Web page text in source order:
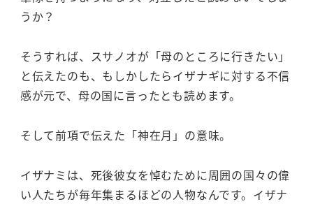
うか？
そうすれば、スサノオが「母のところに行きたい」
と伝えたのも、もしかしたらイザナギに対する不信
感が元で、母の国に言ったとも読めます。
そして前項で伝えた「神在月」の意味。
イザナミは、死後彼女を悼むために周囲の国々の偉
い人たちが毎年集まるほどの人物なんです。イザナ